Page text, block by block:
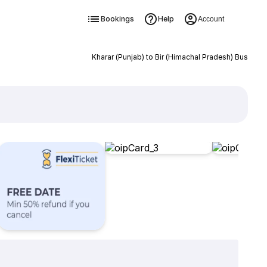
Bookings Help Account
Kharar (Punjab) to Bir (Himachal Pradesh) Bus